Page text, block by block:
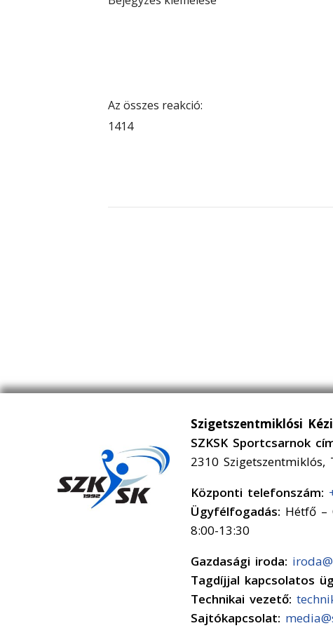
Az összes reakció:
1414
Szigetszentmiklósi
SZKSK Sportcsarnok
2310 Szigetszentmiklós,
Központi telefonszám:
Ügyfélfogadás: Hétfő –
8:00-13:30
Gazdasági iroda:
Tagdíjjal kapcsolatos
Technikai vezető:
Sajtókapcsolat: